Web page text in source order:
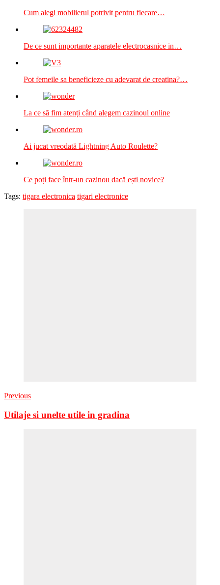
Cum alegi mobilierul potrivit pentru fiecare…
De ce sunt importante aparatele electrocasnice in…
Pot femeile sa beneficieze cu adevarat de creatina?…
La ce să fim atenți când alegem cazinoul online
Ai jucat vreodată Lightning Auto Roulette?
Ce poți face într-un cazinou dacă ești novice?
Tags: tigara electronica tigari electronice
Previous
Utilaje si unelte utile in gradina